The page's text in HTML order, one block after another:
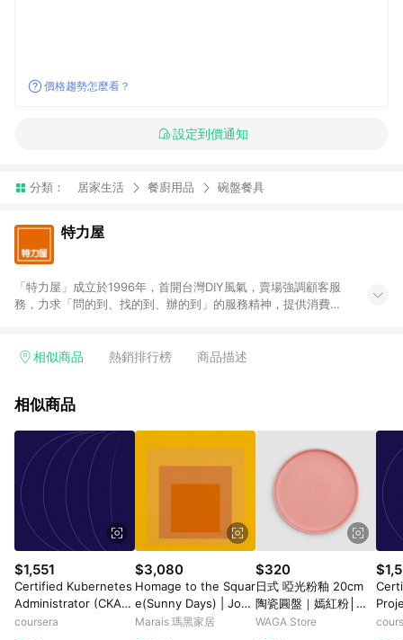
價格趨勢怎麼看？
設定到價通知
分類： 居家生活 餐廚用品 碗盤餐具
特力屋
「特力屋」成立於1996年，首開台灣DIY風氣，賣場強調顧客服
務，力求「問的到、找的到、辦的到」的服務精神，提供消費者
客找到居家修繕、佈置或裝潢時所需；另外，在各家分店內規劃
等各方面進行整合，提升服務質感，期望每一位來店顧客，能輕
結帳流程(Easy to buy)、每次到「特力屋」購物都能得到新的啟
發與靈感(Exciting experience)，同時持續提供消費者居家修繕
最佳解決方案，以創造優質居家環境為首要目標，成為消費者打
相似商品 熱銷排行榜 商品描述
相似商品
$1,551
Certified Kubernetes
Administrator (CKA):
Unit 3
coursera
$3,080
Homage to the Squar
e(Sunny Days) | Jose
f Albers - 銀色鋁框-中
Marais 瑪黑家居
$320
日式 啞光粉釉 20cm
陶瓷圓盤｜嫣紅粉│單
品
WAGA Store